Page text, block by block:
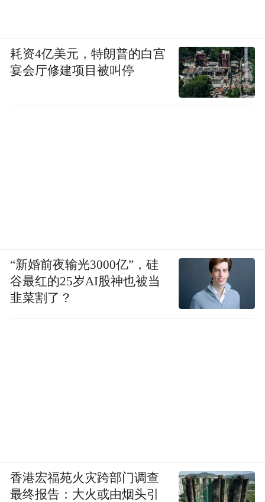
耗资4亿美元，特朗普的白宫
宴会厅修建项目被叫停
“新婚前夜输光3000亿”，硅
谷最红的25岁AI股神也被当
韭菜割了？
香港宏福苑火灾跨部门调查
最终报告：大火或由烟头引